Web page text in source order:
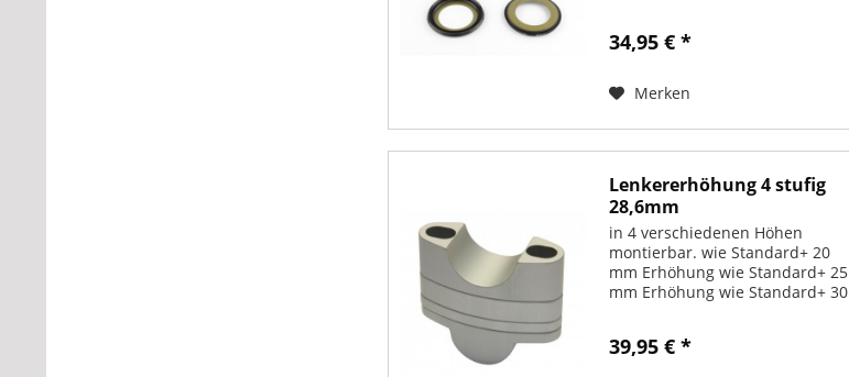
34,95 € *
Merken
Lenkererhöhung 4 stufig
28,6mm
in 4 verschiedenen Höhen
montierbar. wie Standard+ 20
mm Erhöhung wie Standard+ 25
mm Erhöhung wie Standard+ 30
Befestigungsmaterial. (MS-24)
39,95 € *